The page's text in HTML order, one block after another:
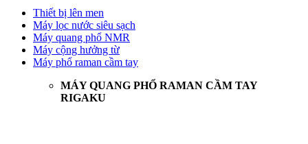
Thiết bị lên men
Máy lọc nước siêu sạch
Máy quang phổ NMR
Máy cộng hưởng từ
Máy phổ raman cầm tay
MÁY QUANG PHỔ RAMAN CẦM TAY
RIGAKU